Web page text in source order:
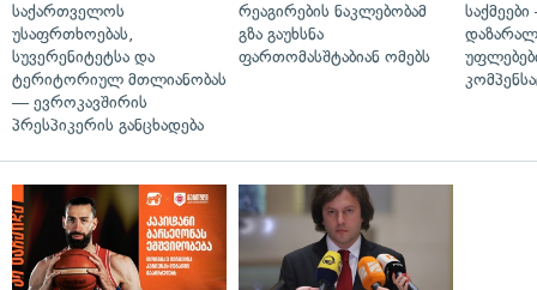
საქართველოს
უსაფრთხოებას,
სუვერენიტეტსა და
ტერიტორიულ მთლიანობას
— ევროკავშირის
პრესპიკერის განცხადება
რეაგირების ნაკლებობამ
გზა გაუხსნა
ფართომასშტაბიან ომებს